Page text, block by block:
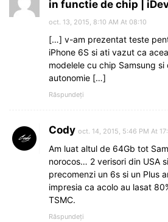
in functie de chip |
oct. 13, 2015, 8:10 AM At 08:10
[…] v-am prezentat teste
iPhone 6S si ati vazut ca
modelele cu chip Samsung
autonomie […]
Răspundeți
Cody oct. 14, 2015, 5:46 PM At
Am luat altul de 64Gb tot
norocos… 2 verisori din USA
precomenzi un 6s si un Plus
impresia ca acolo au lasat
TSMC.
Răspundeți